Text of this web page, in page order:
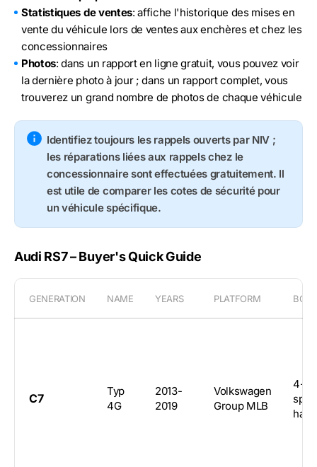
Statistiques de ventes: affiche l'historique des mises en
vente du véhicule lors de ventes aux enchères et chez les
concessionnaires
Photos: dans un rapport en ligne gratuit, vous pouvez voir
la dernière photo à jour ; dans un rapport complet, vous
trouverez un grand nombre de photos de chaque véhicule
Identifiez toujours les rappels ouverts par NIV ;
les réparations liées aux rappels chez le
concessionnaire sont effectuées gratuitement. Il
est utile de comparer les cotes de sécurité pour
un véhicule spécifique.
Audi RS7 – Buyer's Quick Guide
GENERATION NAME YEARS PLATFORM
C7
Typ
4G
2013-
2019
Volkswagen
Group MLB
4-